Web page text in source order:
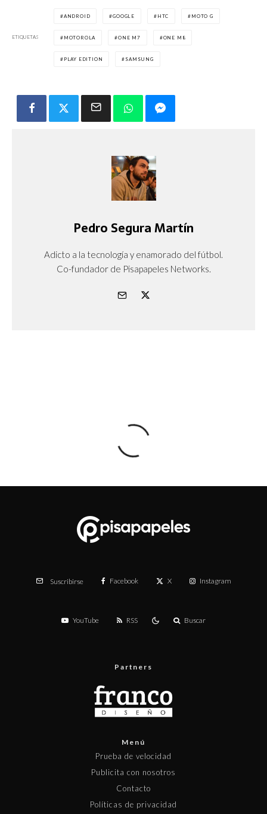
ETIQUETAS
ANDROID GOOGLE HTC MOTO G
MOTOROLA ONE M7 ONE M8
PLAY EDITION SAMSUNG
Pedro Segura Martín
Adicto a la tecnología y enamorado del fútbol.
Co-fundador de Pisapapeles Networks.
Suscribirse Facebook X Instagram
YouTube RSS Buscar
Partners
Menú
Prueba de velocidad
Publicita con nosotros
Contacto
Políticas de privacidad